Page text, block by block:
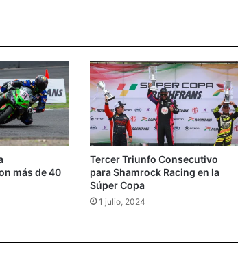
más de 40
Tercer Triunfo Consecutivo
para Shamrock Racing en la
Súper Copa
1 julio, 2024